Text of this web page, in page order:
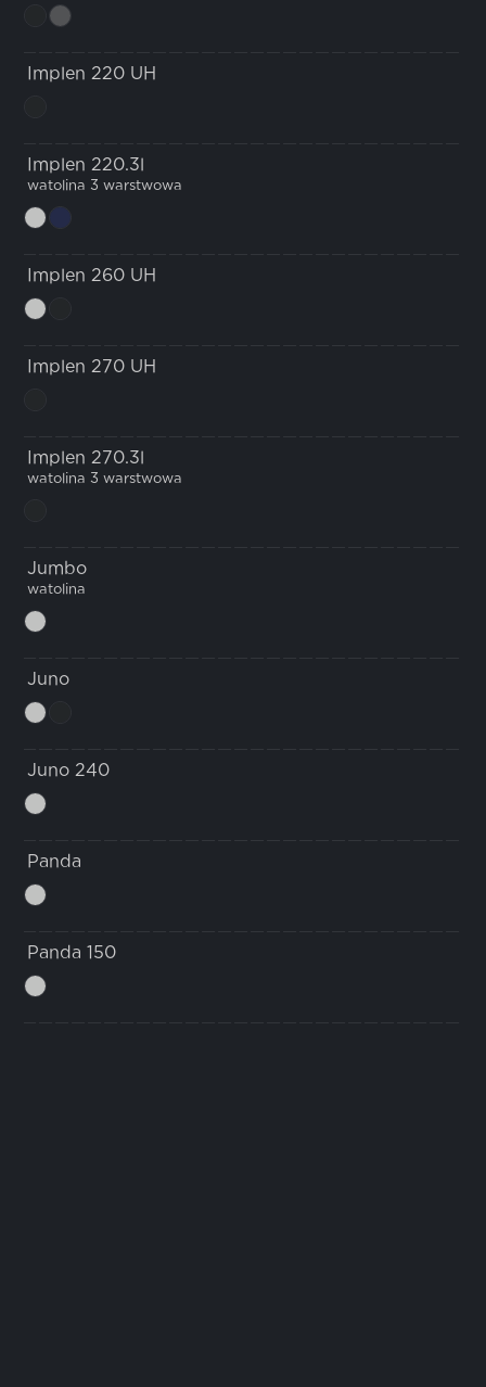
Implen 220 UH
Implen 220.3l
watolina 3 warstwowa
Implen 260 UH
Implen 270 UH
Implen 270.3l
watolina 3 warstwowa
Jumbo
watolina
Juno
Juno 240
Panda
Panda 150